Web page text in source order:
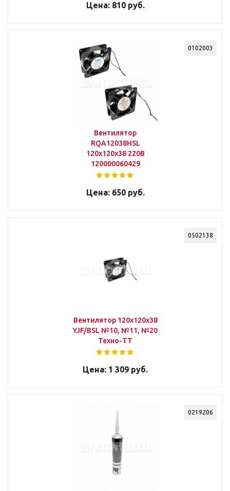
810 руб.
0102003
Вентилятор
RQA12038HSL
120х120х38 220В
120000060429
650 руб.
0502138
Вентилятор 120х120х38
YJF/BSL №10, №11, №20
Техно-ТТ
1 309 руб.
0219206